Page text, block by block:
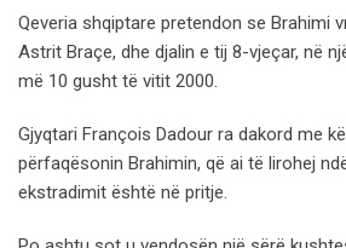
Qeveria shqiptare pretendon se Brahimi
Astrit Braçe, dhe djalin e tij 8-vjeçar, në
më 10 gusht të vitit 2000.
Gjyqtari François Dadour ra dakord me
përfaqësonin Brahimin, që ai të lirohej
ekstradimit është në pritje.